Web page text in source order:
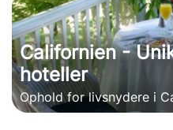
Californien -
hoteller
Ophold for livsnydere i